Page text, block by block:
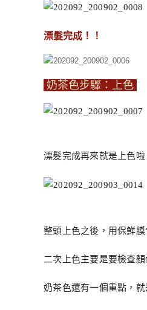
漂髮完成！！
奶茶色步驟：上色
漂髮完成再來就是上色啦
整頭上色之後，用保鮮
二次上色主要是要檢查
奶茶色還有一個重點，就